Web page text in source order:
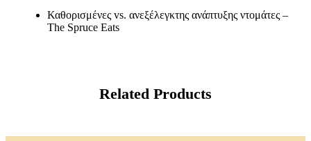
Καθορισμένες vs. ανεξέλεγκτης ανάπτυξης ντομάτες –
The Spruce Eats
Related Products